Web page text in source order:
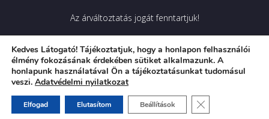
Az árváltoztatás jogát fenntartjuk!
2026FrigoTherm Kft © Minden jog fenntartva.
megbízásából.
Kedves Látogató! Tájékoztatjuk, hogy a honlapon felhasználói
élmény fokozásának érdekében sütiket alkalmazunk. A
honlapunk használatával Ön a tájékoztatásunkat tudomásul
veszi. Adatvédelmi nyilatkozat
Elfogad Elutasítom Beállítások Close GDPR